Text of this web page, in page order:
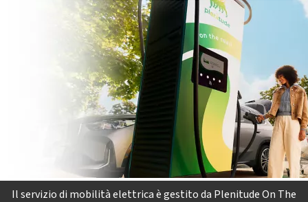
Il servizio di mobilità elettrica è gestito da Plenitude On The